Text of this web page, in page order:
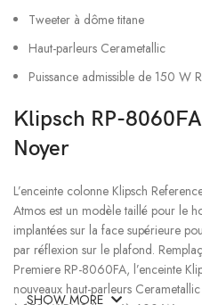
Tweeter à dôme titane
Haut-parleurs Cerametallic
Puissance admissible de 150 W
Klipsch RP-
Noyer
L’enceinte colonne Klipsch
Atmos est un modèle taillé pour le
implantées sur la face supérieure
par réflexion sur le plafond.
Premiere RP-8060FA, l’enceinte
nouveaux haut-parleurs
SHOW MORE